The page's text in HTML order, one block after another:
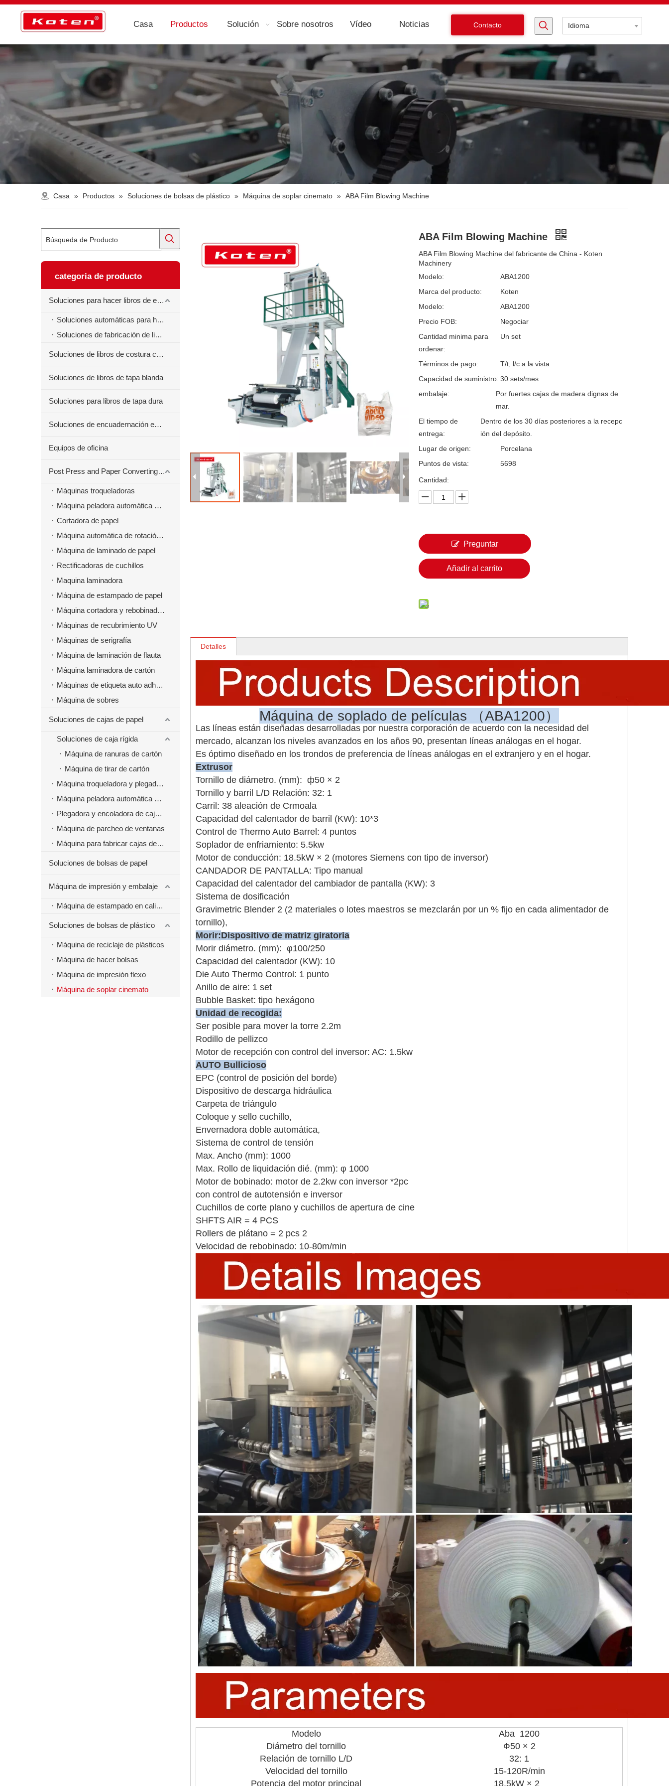
Casa Productos Solución Sobre nosotros Vídeo Noticias Contacto Idioma
Casa » Productos » Soluciones de bolsas de plástico » Máquina de soplar cinemato » ABA Film Blowing Machine
categoria de producto
Soluciones para hacer libros de ejercicios
Soluciones automáticas para hacer libros de ejercicios
Soluciones de fabricación de libros de ejercicios semiautomáticos
Soluciones de libros de costura centrales
Soluciones de libros de tapa blanda
Soluciones para libros de tapa dura
Soluciones de encuadernación en espiral para libros
Equipos de oficina
Post Press and Paper Converting Máquinas
Máquinas troqueladoras
Máquina peladora automática para material troquelado
Cortadora de papel
Máquina automática de rotación de papel
Máquina de laminado de papel
Rectificadoras de cuchillos
Maquina laminadora
Máquina de estampado de papel
Máquina cortadora y rebobinadora
Máquinas de recubrimiento UV
Máquinas de serigrafía
Máquina de laminación de flauta
Máquina laminadora de cartón
Máquinas de etiqueta auto adhesivas
Máquina de sobres
Soluciones de cajas de papel
Soluciones de caja rígida
Máquina de ranuras de cartón
Máquina de tirar de cartón
Máquina troqueladora y plegadora
Máquina peladora automática de cajas de papel
Plegadora y encoladora de cajas de papel
Máquina de parcheo de ventanas
Máquina para fabricar cajas de papel de comida rápida para hamburguesas
Soluciones de bolsas de papel
Máquina de impresión y embalaje
Máquina de estampado en caliente
Soluciones de bolsas de plástico
Máquina de reciclaje de plásticos
Máquina de hacer bolsas
Máquina de impresión flexo
Máquina de soplar cinemato
ABA Film Blowing Machine
ABA Film Blowing Machine del fabricante de China - Koten
Machinery
Modelo:
ABA1200
Marca del producto:
Koten
Modelo:
ABA1200
Precio FOB:
Negociar
Cantidad minima para
ordenar:
Un set
Términos de pago:
T/t, l/c a la vista
Capacidad de suministro: 30 sets/mes
embalaje:
Por fuertes cajas de madera dignas de
mar.
El tiempo de
entrega:
Dentro de los 30 días posteriores a la recepc
ión del depósito.
Lugar de origen:
Porcelana
Puntos de vista:
5698
Cantidad:
Preguntar
Añadir al carrito
Detalles
Máquina de soplado de películas （ABA1200）
Las líneas están diseñadas desarrolladas por nuestra corporación de acuerdo con la necesidad del
mercado, alcanzan los niveles avanzados en los años 90, presentan líneas análogas en el hogar.
Es óptimo diseñado en los trondos de preferencia de líneas análogas en el extranjero y en el hogar.
Extrusor
Tornillo de diámetro. (mm): ф50 × 2
Tornillo y barril L/D Relación: 32: 1
Carril: 38 aleación de Crmoala
Capacidad del calentador de barril (KW): 10*3
Control de Thermo Auto Barrel: 4 puntos
Soplador de enfriamiento: 5.5kw
Motor de conducción: 18.5kW × 2 (motores Siemens con tipo de inversor)
CANDADOR DE PANTALLA: Tipo manual
Capacidad del calentador del cambiador de pantalla (KW): 3
Sistema de dosificación
Gravimetric Blender 2 (2 materiales o lotes maestros se mezclarán por un % fijo en cada alimentador de
tornillo),
Morir:Dispositivo de matriz giratoria
Morir diámetro. (mm): φ100/250
Capacidad del calentador (KW): 10
Die Auto Thermo Control: 1 punto
Anillo de aire: 1 set
Bubble Basket: tipo hexágono
Unidad de recogida:
Ser posible para mover la torre 2.2m
Rodillo de pellizco
Motor de recepción con control del inversor: AC: 1.5kw
AUTO Bullicioso
EPC (control de posición del borde)
Dispositivo de descarga hidráulica
Carpeta de triángulo
Coloque y sello cuchillo,
Envernadora doble automática,
Sistema de control de tensión
Max. Ancho (mm): 1000
Max. Rollo de liquidación dié. (mm): φ 1000
Motor de bobinado: motor de 2.2kw con inversor *2pc
con control de autotensión e inversor
Cuchillos de corte plano y cuchillos de apertura de cine
SHFTS AIR = 4 PCS
Rollers de plátano = 2 pcs 2
Velocidad de rebobinado: 10-80m/min
Modelo
Aba 1200
Diámetro del tornillo
Ф50 × 2
Relación de tornillo L/D
32: 1
Velocidad del tornillo
15-120R/min
Potencia del motor principal
18.5kW × 2